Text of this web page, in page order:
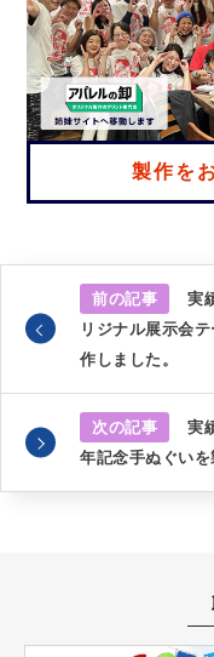
製作を
前の記事
実
リジナル展示会
作しました。
次の記事
実
年記念手ぬぐいを